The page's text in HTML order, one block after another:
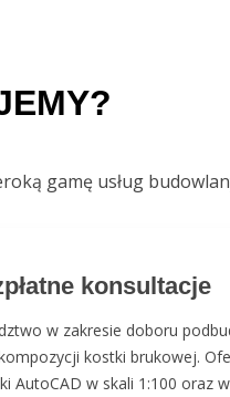
gamę usług
konsultacje
w zakresie doboru
kostki brukowej.
AutoCAD w skali 1:100 oraz